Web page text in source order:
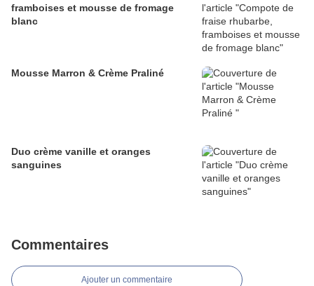
framboises et mousse de fromage
blanc
Mousse Marron & Crème Praliné
Duo crème vanille et oranges
sanguines
Commentaires
Ajouter un commentaire